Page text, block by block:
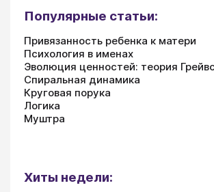
Популярные статьи:
Привязанность ребенка к матери
Психология в именах
Эволюция ценностей: теория
Спиральная динамика
Круговая порука
Логика
Муштра
Хиты недели: